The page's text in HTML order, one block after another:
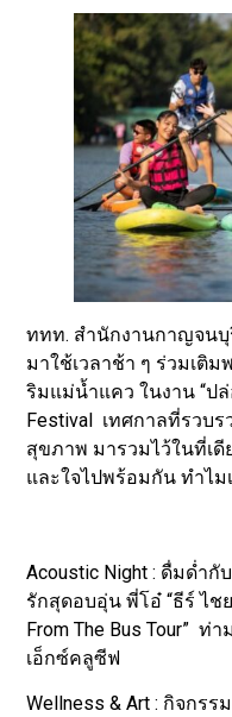
ททท. สำนักงานกาญจน
มาใช้เวลาช้า ๆ ร่วมเติ
ริมแม่น้ำแคว ในงาน “ปล่
Festival เทศกาลที่รวบ
สุขภาพ มารวมไว้ในที่เ
และใจไปพร้อมกัน ทำไ
Acoustic Night : ดื่มด่ำกั
รักสุดอบอุ่น พี่โอ๋ “ธีร์ ไช
From The Bus Tour”
เอ็กซ์คลูซีฟ
Wellness & Art : กิจกร